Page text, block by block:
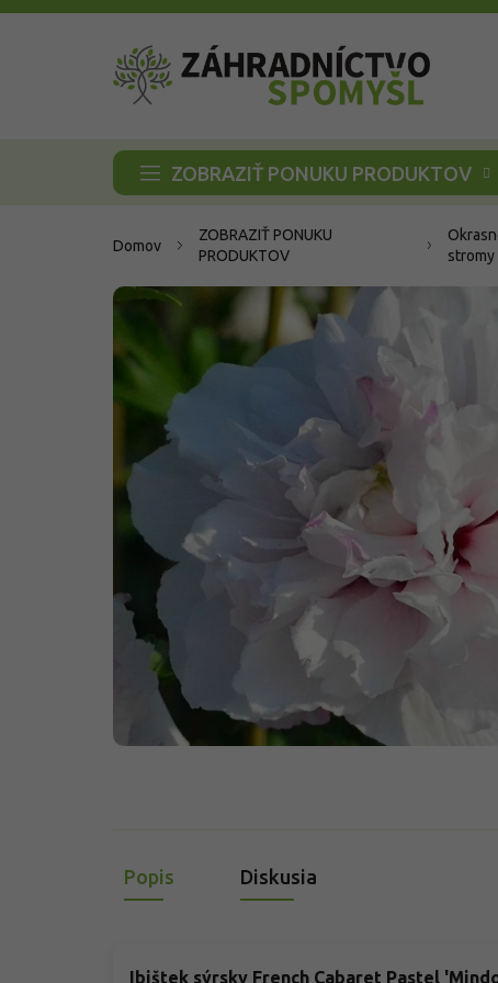
Prejsť
ZOBRAZIŤ PONUKU PRODUKTOV
Domov
ZOBRAZIŤ PONUKU
PRODUKTOV
stromy
Popis Diskusia
Ibištek sýrsky French Cabaret Pastel